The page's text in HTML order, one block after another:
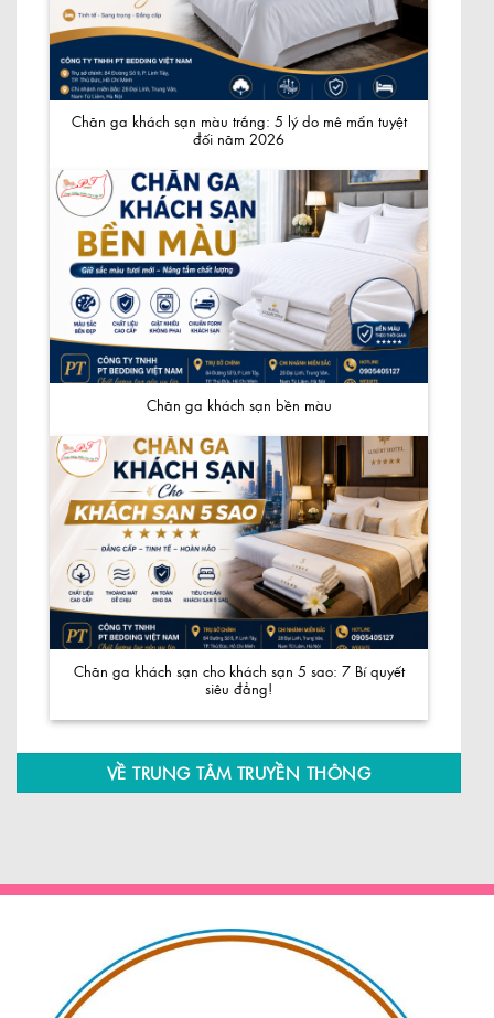
Chăn ga khách sạn màu trắng: 5 lý do mê mẩn tuyệt
đối năm 2026
Chăn ga khách sạn bền màu
Chăn ga khách sạn cho khách sạn 5 sao: 7 Bí quyết
siêu đẳng!
VỀ TRUNG TÂM TRUYỀN THÔNG